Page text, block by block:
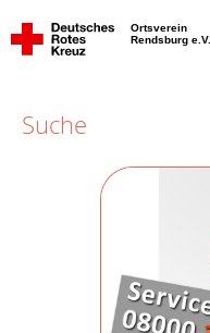
Ortsverein
Rendsburg e.V.
Suche